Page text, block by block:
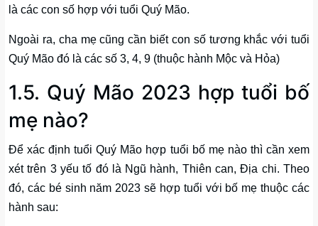
là các con số hợp với tuổi Quý Mão.
Ngoài ra, cha mẹ cũng cần biết con số tương khắc với tuổi
Quý Mão đó là các số 3, 4, 9 (thuộc hành Mộc và Hỏa)
1.5. Quý Mão 2023 hợp tuổi bố
mẹ nào?
Để xác định tuổi Quý Mão hợp tuổi bố mẹ nào thì cần xem
xét trên 3 yếu tố đó là Ngũ hành, Thiên can, Địa chi. Theo
đó, các bé sinh năm 2023 sẽ hợp tuổi với bố mẹ thuộc các
hành sau: